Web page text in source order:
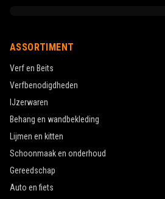
ASSORTIMENT
Verf en Beits
Verfbenodigdheden
IJzerwaren
Behang en wandbekleding
Lijmen en kitten
Schoonmaak en onderhoud
Gereedschap
Auto en fiets